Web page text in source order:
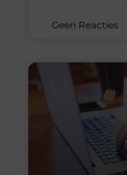
Geen Reacties